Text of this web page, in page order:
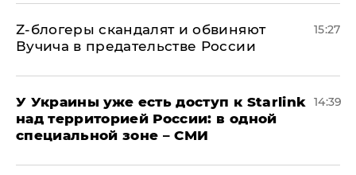
Z-блогеры скандалят и обвиняют
Вучича в предательстве России
15:27
У Украины уже есть доступ к Starlink
над территорией России: в одной
специальной зоне – СМИ
14:39